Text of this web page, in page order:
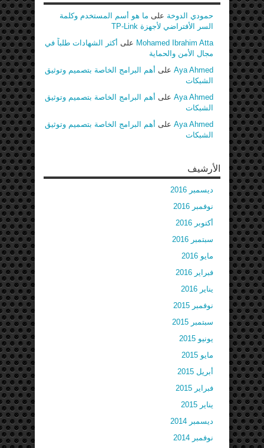
حمودي الدوخة على ما هو أسم المستخدم وكلمة
السر الأفتراضي لأجهزة TP-Link
Mohamed Ibrahim Atta على أكثر الشهادات طلباً في
مجال الأمن والحماية
Aya Ahmed على أهم البرامج الخاصة بتصميم وتوثيق
الشبكات
Aya Ahmed على أهم البرامج الخاصة بتصميم وتوثيق
الشبكات
Aya Ahmed على أهم البرامج الخاصة بتصميم وتوثيق
الشبكات
الأرشيف
ديسمبر 2016
نوفمبر 2016
أكتوبر 2016
سبتمبر 2016
مايو 2016
فبراير 2016
يناير 2016
نوفمبر 2015
سبتمبر 2015
يونيو 2015
مايو 2015
أبريل 2015
فبراير 2015
يناير 2015
ديسمبر 2014
نوفمبر 2014